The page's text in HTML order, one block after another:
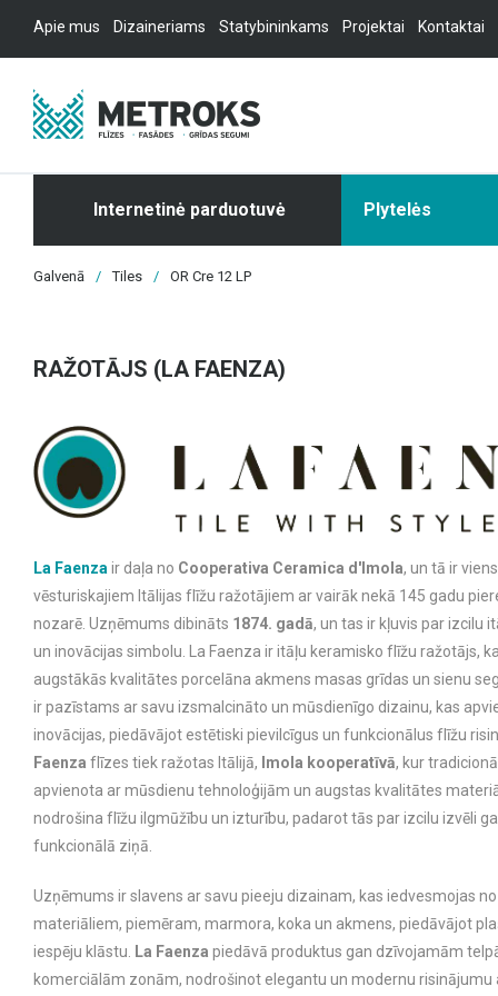
Apie mus Dizaineriams Statybininkams Projektai Kontaktai
Internetinė parduotuvė Plytelės
Galvenā / Tiles / OR Cre 12 LP
RAŽOTĀJS (LA FAENZA)
La Faenza ir daļa no Cooperativa Ceramica d'Imola, un tā ir
vēsturiskajiem Itālijas flīžu ražotājiem ar vairāk nekā 145 gadu
nozarē. Uzņēmums dibināts 1874. gadā, un tas ir kļuvis par izcilu
un inovācijas simbolu. La Faenza ir itāļu keramisko flīžu ražotājs,
augstākās kvalitātes porcelāna akmens masas grīdas un sienu
ir pazīstams ar savu izsmalcināto un mūsdienīgo dizainu, kas
inovācijas, piedāvājot estētiski pievilcīgus un funkcionālus flīžu
Faenza flīzes tiek ražotas Itālijā, Imola kooperatīvā, kur
apvienota ar mūsdienu tehnoloģijām un augstas kvalitātes
nodrošina flīžu ilgmūžību un izturību, padarot tās par izcilu izvēli
funkcionālā ziņā.
Uzņēmums ir slavens ar savu pieeju dizainam, kas iedvesmojas
materiāliem, piemēram, marmora, koka un akmens, piedāvājot
iespēju klāstu.
La Faenza piedāvā produktus gan dzīvojamām
komerciālām zonām, nodrošinot elegantu un modernu risinājumu